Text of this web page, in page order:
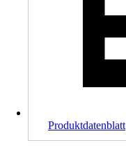
Produktdatenblatt